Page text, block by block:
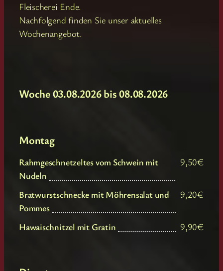
Fleischerei Ende.
Nachfolgend finden Sie unser aktuelles
Wochenangebot.
Woche 03.08.2026 bis 08.08.2026
Montag
Rahmgeschnetzeltes vom Schwein mit
Nudeln
9,50€
Bratwurstschnecke mit Möhrensalat und
Pommes
9,20€
Hawaischnitzel mit Gratin 9,90€